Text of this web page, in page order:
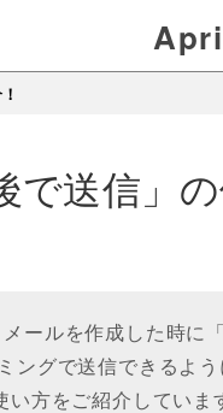
で送信」
ールを作成した時に
ングで送信できるよ
方をご紹介していま